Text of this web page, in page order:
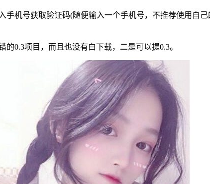
机号获取验证码(随便输入一个手机号，不推荐使用自
0.3项目，而且也没有白下载，二是可以提0.3。